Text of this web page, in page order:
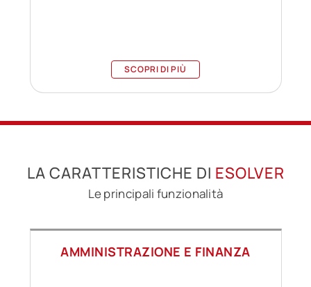
SCOPRI DI PIÙ
LA CARATTERISTICHE DI ESOLVER
Le principali funzionalità
AMMINISTRAZIONE E FINANZA